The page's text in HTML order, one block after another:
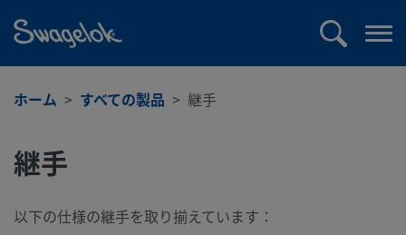
ホーム すべての製品 継手
継手
以下の仕様の継手を取り揃えています：